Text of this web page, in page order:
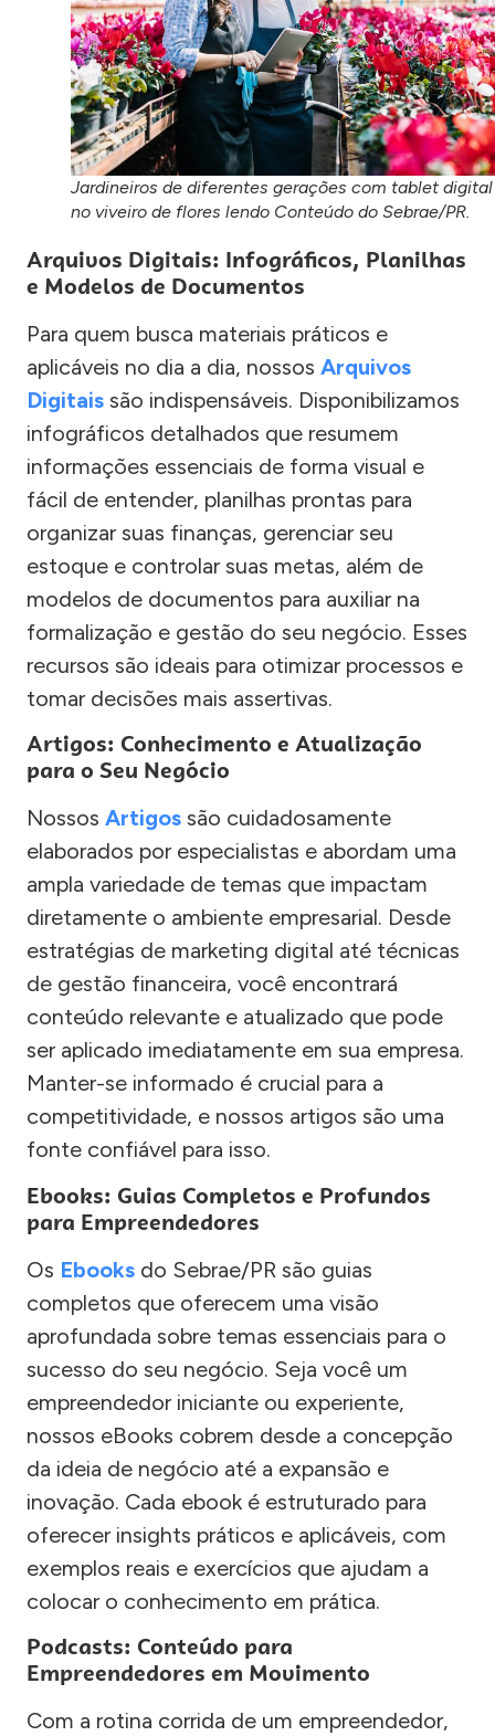
Jardineiros de diferentes gerações com tablet digital
no viveiro de flores lendo Conteúdo do Sebrae/PR.
Arquivos Digitais: Infográficos, Planilhas
e Modelos de Documentos
Para quem busca materiais práticos e
aplicáveis no dia a dia, nossos Arquivos
Digitais são indispensáveis. Disponibilizamos
infográficos detalhados que resumem
informações essenciais de forma visual e
fácil de entender, planilhas prontas para
organizar suas finanças, gerenciar seu
estoque e controlar suas metas, além de
modelos de documentos para auxiliar na
formalização e gestão do seu negócio. Esses
recursos são ideais para otimizar processos e
tomar decisões mais assertivas.
Artigos: Conhecimento e Atualização
para o Seu Negócio
Nossos Artigos são cuidadosamente
elaborados por especialistas e abordam uma
ampla variedade de temas que impactam
diretamente o ambiente empresarial. Desde
estratégias de marketing digital até técnicas
de gestão financeira, você encontrará
conteúdo relevante e atualizado que pode
ser aplicado imediatamente em sua empresa.
Manter-se informado é crucial para a
competitividade, e nossos artigos são uma
fonte confiável para isso.
Ebooks: Guias Completos e Profundos
para Empreendedores
Os Ebooks do Sebrae/PR são guias
completos que oferecem uma visão
aprofundada sobre temas essenciais para o
sucesso do seu negócio. Seja você um
empreendedor iniciante ou experiente,
nossos eBooks cobrem desde a concepção
da ideia de negócio até a expansão e
inovação. Cada ebook é estruturado para
oferecer insights práticos e aplicáveis, com
exemplos reais e exercícios que ajudam a
colocar o conhecimento em prática.
Podcasts: Conteúdo para
Empreendedores em Movimento
Com a rotina corrida de um empreendedor,